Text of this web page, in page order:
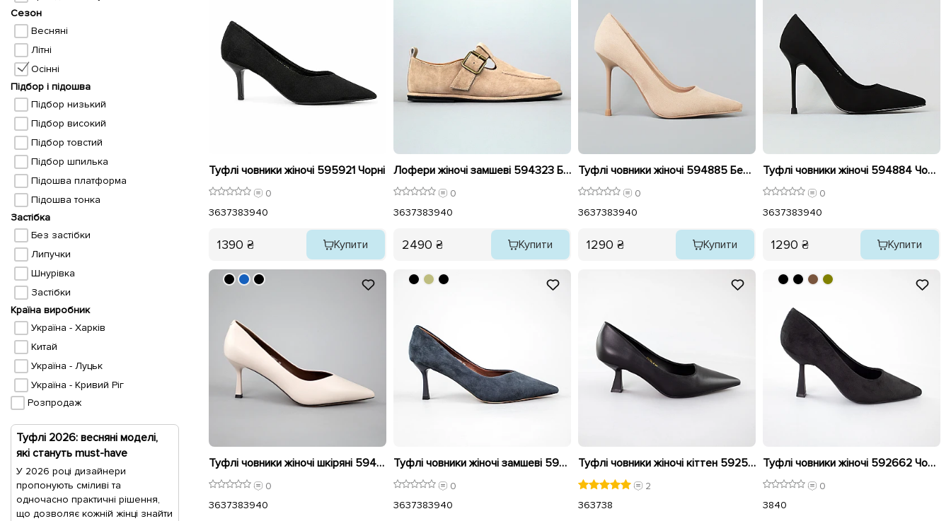
Сезон
Весняні
Літні
Осінні
Підбор і підошва
Підбор низький
Підбор високий
Підбор товстий
Підбор шпилька
Підошва платформа
Підошва тонка
Застібка
Без застібки
Липучки
Шнурівка
Застібки
Країна виробник
Україна - Харків
Китай
Україна - Луцьк
Україна - Кривий Ріг
Розпродаж
Туфлі 2026: весняні моделі,
які стануть must-have
У 2026 році дизайнери
пропонують сміливі та
одночасно практичні рішення,
що дозволяє кожній жінці знайти
Туфлі човники жіночі 595921 Чорні
0
3637383940
1390 ₴ Купити
Лофери жіночі замшеві 594323 Бежеві
0
3637383940
2490 ₴ Купити
Туфлі човники жіночі 594885 Бежеві
0
3637383940
1290 ₴ Купити
Туфлі човники жіночі 594884 Чорні
0
3637383940
1290 ₴ Купити
Туфлі човники жіночі шкіряні 594209 Бежеві
0
3637383940
Туфлі човники жіночі замшеві 594213 Сині розпродаж
0
3637383940
Туфлі човники жіночі кіттен 592520 Чорні
2
363738
Туфлі човники жіночі 592662 Чорні
0
3840